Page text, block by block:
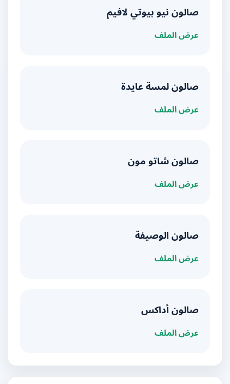
صالون نيو بيوتي لافيم
عرض الملف
صالون لمسة عايدة
عرض الملف
صالون شاتو مون
عرض الملف
صالون الوصيفة
عرض الملف
صالون أداكس
عرض الملف